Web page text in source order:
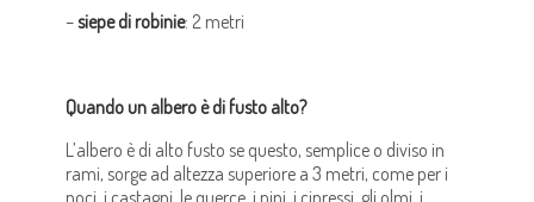
–siepe di robinie: 2 metri
Quando un albero è di fusto alto?
L’albero è di alto fusto se questo, semplice o diviso in
rami, sorge ad altezza superiore a 3 metri, come per i